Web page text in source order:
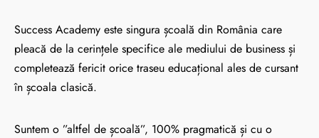
Success Academy este singura școală din România care
pleacă de la cerințele specifice ale mediului de business și
completează fericit orice traseu educațional ales de cursant
în școala clasică.
Suntem o ”altfel de școală”, 100% pragmatică și cu o